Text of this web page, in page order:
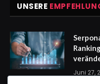
UNSERE
Juni 27,